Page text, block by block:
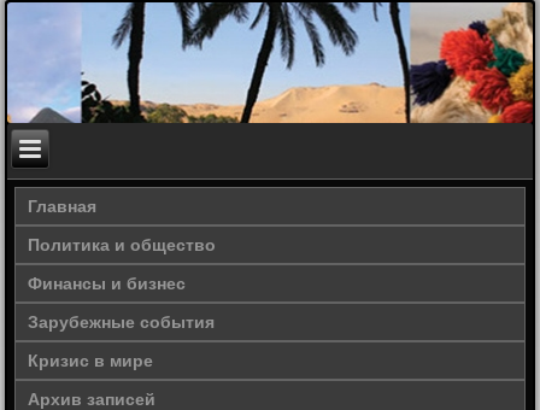
Главная
Политика и общество
Финансы и бизнес
Зарубежные события
Кризис в мире
Архив записей